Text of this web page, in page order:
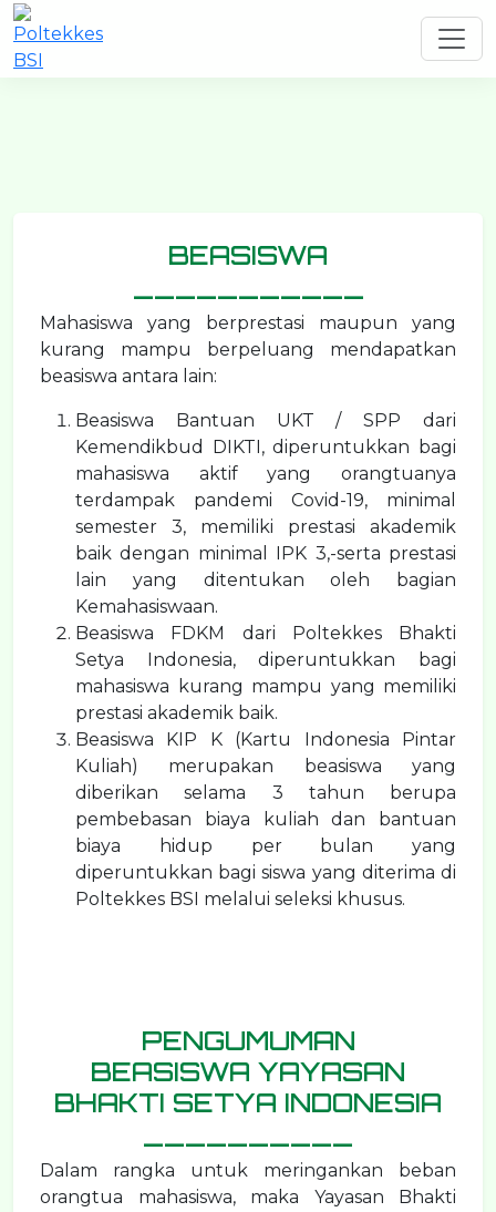
BEASISWA
Mahasiswa yang berprestasi maupun yang
kurang mampu berpeluang mendapatkan
beasiswa antara lain:
Beasiswa Bantuan UKT / SPP dari
Kemendikbud DIKTI, diperuntukkan bagi
mahasiswa aktif yang orangtuanya
terdampak pandemi Covid-19, minimal
semester 3, memiliki prestasi akademik
baik dengan minimal IPK 3,-serta prestasi
lain yang ditentukan oleh bagian
Kemahasiswaan.
Beasiswa FDKM dari Poltekkes Bhakti
Setya Indonesia, diperuntukkan bagi
mahasiswa kurang mampu yang memiliki
prestasi akademik baik.
Beasiswa KIP K (Kartu Indonesia Pintar
Kuliah) merupakan beasiswa yang
diberikan selama 3 tahun berupa
pembebasan biaya kuliah dan bantuan
biaya hidup per bulan yang
diperuntukkan bagi siswa yang diterima di
Poltekkes BSI melalui seleksi khusus.
PENGUMUMAN
BEASISWA YAYASAN
BHAKTI SETYA INDONESIA
Dalam rangka untuk meringankan beban
orangtua mahasiswa, maka Yayasan Bhakti